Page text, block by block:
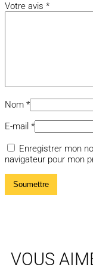
Votre avis *
Nom *
E-mail *
Enregistrer mon
navigateur pour mon
VOUS